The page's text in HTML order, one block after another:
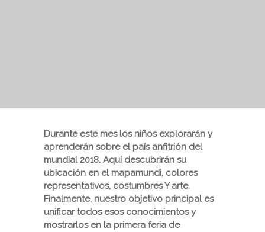
Durante este mes los niños explorarán y
aprenderán sobre el país anfitrión del
mundial 2018. Aquí descubrirán su
ubicación en el mapamundi, colores
representativos, costumbres Y arte.
Finalmente, nuestro objetivo principal es
unificar todos esos conocimientos y
mostrarlos en la primera feria de